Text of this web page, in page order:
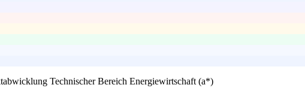
Technischer Bereich Energiewirtschaft (a*)